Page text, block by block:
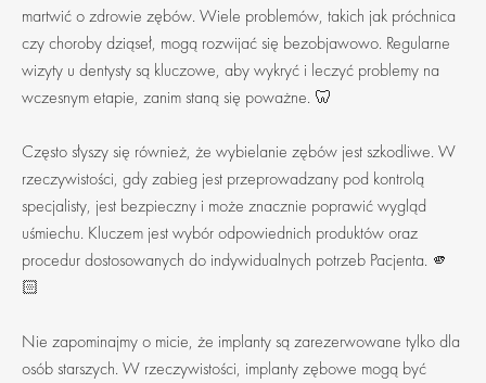
martwić o zdrowie zębów. Wiele problemów, takich jak próchnica
czy choroby dziąseł, mogą rozwijać się bezobjawowo. Regularne
wizyty u dentysty są kluczowe, aby wykryć i leczyć problemy na
wczesnym etapie, zanim staną się poważne. 🦷
Często słyszy się również, że wybielanie zębów jest szkodliwe. W
rzeczywistości, gdy zabieg jest przeprowadzany pod kontrolą
specjalisty, jest bezpieczny i może znacznie poprawić wygląd
uśmiechu. Kluczem jest wybór odpowiednich produktów oraz
procedur dostosowanych do indywidualnych potrzeb Pacjenta. 🫵
🏻
Nie zapominajmy o micie, że implanty są zarezerwowane tylko dla
osób starszych. W rzeczywistości, implanty zębowe mogą być